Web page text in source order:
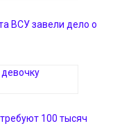
ВСУ завели дело о
100 тысяч